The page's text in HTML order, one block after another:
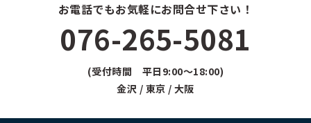
お電話でもお気軽にお問合せ下さい！
076-265-5081
(受付時間 平日9:00～18:00)
金沢 / 東京 / 大阪